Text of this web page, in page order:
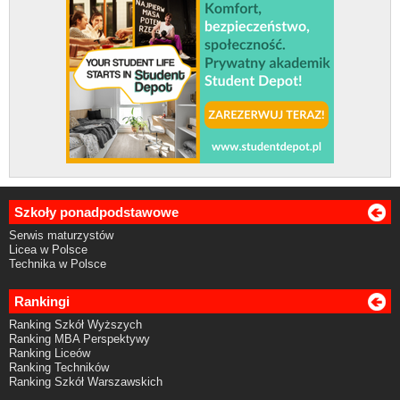
Szkoły ponadpodstawowe
Serwis maturzystów
Licea w Polsce
Technika w Polsce
Rankingi
Ranking Szkół Wyższych
Ranking MBA Perspektywy
Ranking Liceów
Ranking Techników
Ranking Szkół Warszawskich